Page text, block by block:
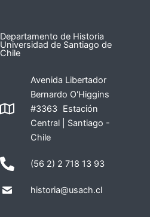
Departamento de Historia
Universidad de Santiago de
Chile
Avenida Libertador
Bernardo O'Higgins
#3363 Estación
Central | Santiago -
Chile
(56 2) 2 718 13 93
historia@usach.cl